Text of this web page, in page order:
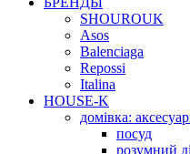
SHOUROUK
Asos
Balenciaga
Repossi
Italina
HOUSE-K
домівка:
посуд
розумний